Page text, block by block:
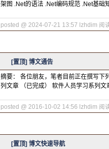
架图 .Net的语法 .Net编码规范 .Net基
posted @ 2024-07-21 13:57 lzhdim 阅
[置顶] 博文通告
摘要： 各位朋友，笔者目前正在撰写下
列文章 （已完成） 软件人员学习系列
posted @ 2016-10-02 14:56 lzhdim 阅
[置顶] 博文快速导航